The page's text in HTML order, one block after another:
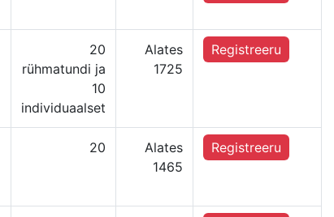
20
rühmatundi ja
10
individuaalset
Alates
1725
Registreeru
20
Alates
1465
Registreeru